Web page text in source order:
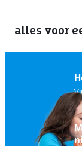
alles voor